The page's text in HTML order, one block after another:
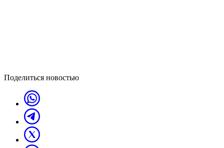
Поделиться новостью